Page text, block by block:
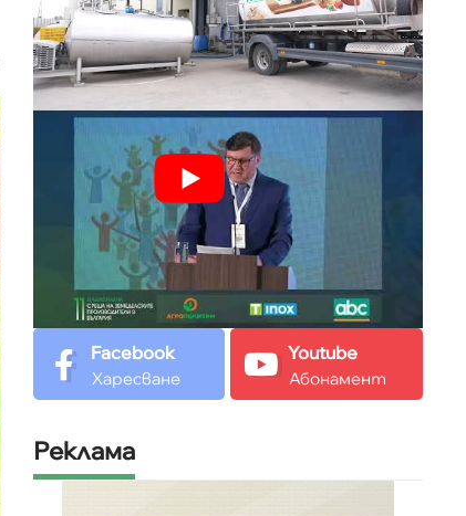
Facebook
Харесване
Youtube
Абонамент
Реклама